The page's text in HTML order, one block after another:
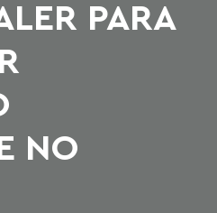
PARA
NO